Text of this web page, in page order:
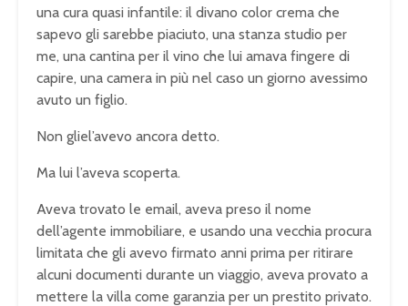
una cura quasi infantile: il divano color crema che
sapevo gli sarebbe piaciuto, una stanza studio per
me, una cantina per il vino che lui amava fingere di
capire, una camera in più nel caso un giorno avessimo
avuto un figlio.
Non gliel’avevo ancora detto.
Ma lui l’aveva scoperta.
Aveva trovato le email, aveva preso il nome
dell’agente immobiliare, e usando una vecchia procura
limitata che gli avevo firmato anni prima per ritirare
alcuni documenti durante un viaggio, aveva provato a
mettere la villa come garanzia per un prestito privato.